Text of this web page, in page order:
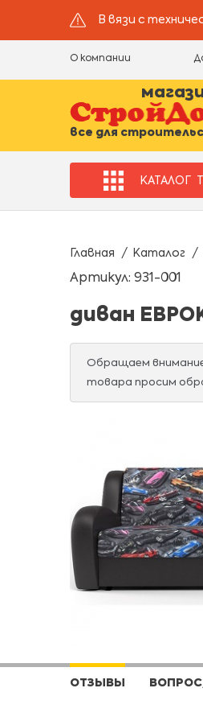
В вязи с
О компании
все для
КАТАЛОГ
Главная Каталог
Артикул: 931-001
диван
Обращаем
товара просим
ОТЗЫВЫ